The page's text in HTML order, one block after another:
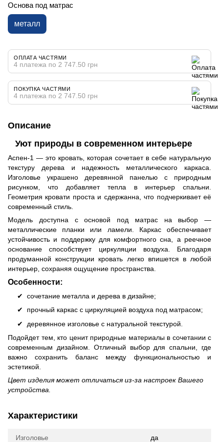
Основа под матрас
металл
ОПЛАТА ЧАСТЯМИ
4 платежа по 2 747.50 грн
ПОКУПКА ЧАСТЯМИ
4 платежа по 2 747.50 грн
Описание
Уют природы в современном интерьере
Аспен-1 — это кровать, которая сочетает в себе натуральную
текстуру дерева и надежность металлического каркаса.
Изголовье украшено деревянной панелью с природным
рисунком, что добавляет тепла в интерьер спальни.
Геометрия кровати проста и сдержанна, что подчеркивает её
современный стиль.
Модель доступна с основой под матрас на выбор —
металлические планки или ламели. Каркас обеспечивает
устойчивость и поддержку для комфортного сна, а реечное
основание способствует циркуляции воздуха. Благодаря
продуманной конструкции кровать легко впишется в любой
интерьер, сохраняя ощущение пространства.
Особенности:
Сочетание металла и дерева в дизайне;
Прочный каркас с циркуляцией воздуха под матрасом;
Деревянное изголовье с натуральной текстурой.
Подойдет тем, кто ценит природные материалы в сочетании с
современным дизайном. Отличный выбор для спальни, где
важно сохранить баланс между функциональностью и
эстетикой.
Цвет изделия может отличаться из-за настроек Вашего
устройства.
Характеристики
Изголовье да